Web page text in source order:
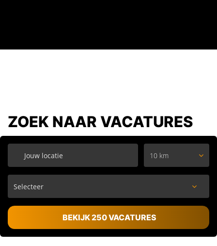
ZOEK NAAR VACATURES
10 km
BEKIJK 250 VACATURES